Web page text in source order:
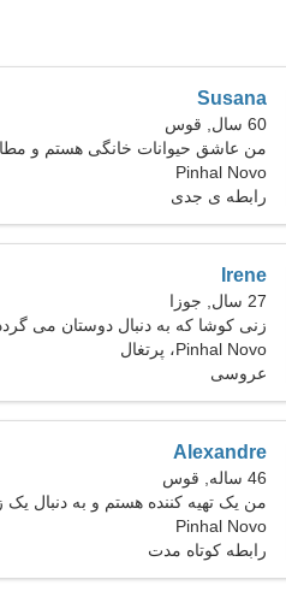
Susana
60 سال, قوس
من عاشق حیوانات خانگی هستم و
Pinhal Novo
رابطه ی جدی
Irene
27 سال, جوزا
زنی کوشا که به دنبال دوستان می
Pinhal Novo، پرتغال
عروسی
Alexandre
46 ساله, قوس
من یک تهیه کننده هستم و به دنبال یک
بازیگوش هستم
Pinhal Novo
رابطه کوتاه مدت